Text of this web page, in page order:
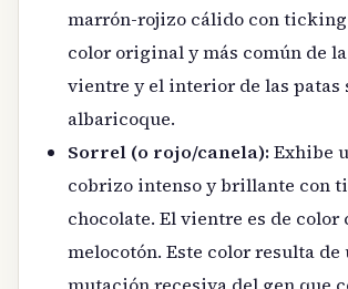
marrón-rojizo cálido con ticking
color original y más común de
vientre y el interior de las patas
albaricoque.
Sorrel (o rojo/canela):Exhibe
cobrizo intenso y brillante con
chocolate. El vientre es de color
melocotón. Este color resulta de